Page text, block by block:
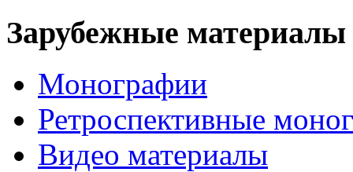
Зарубежные материалы
Монографии
Ретроспективные
Видео материалы